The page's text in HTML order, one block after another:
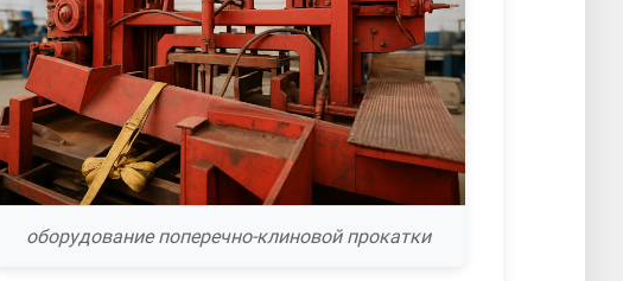
оборудование поперечно-клиновой прокатки